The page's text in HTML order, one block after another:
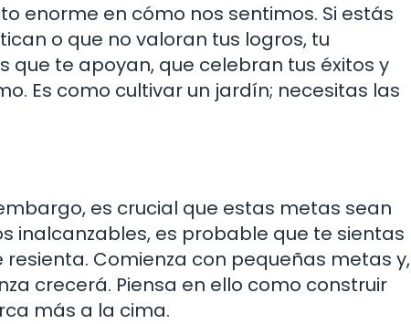
enorme en cómo nos sentimos. Si estás
o que no valoran tus logros, tu
te apoyan, que celebran tus éxitos y
Es como cultivar un jardín; necesitas las
es crucial que estas metas sean
inalcanzables, es probable que te sientas
Comienza con pequeñas metas y,
crecerá. Piensa en ello como construir
más a la cima.